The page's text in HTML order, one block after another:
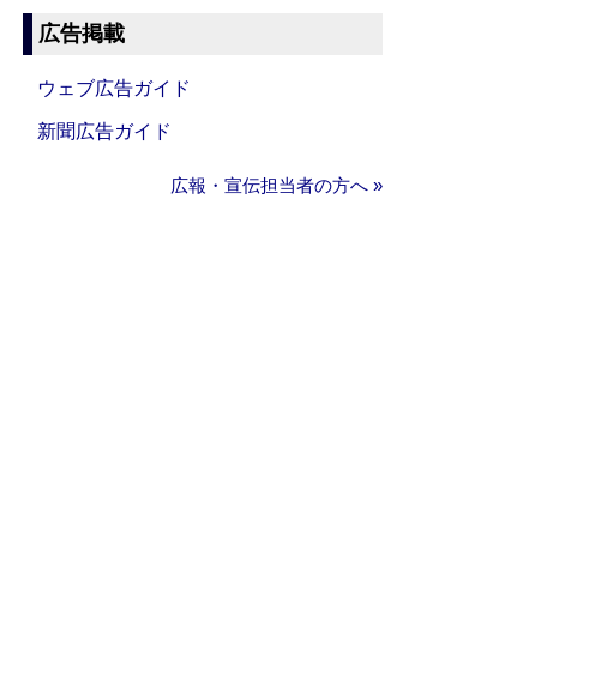
広告掲載
ウェブ広告ガイド
新聞広告ガイド
広報・宣伝担当者の方へ »